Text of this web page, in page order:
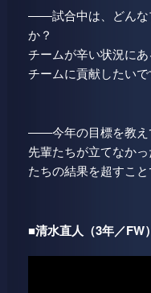
――試合中は、どんな
か？
チームが辛い状況にあ
チームに貢献したいで
――今年の目標を教え
先輩たちが立てなか
たちの結果を超すこと
■清水直人（3年／FW）